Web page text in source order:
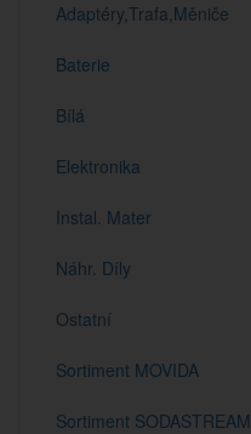
Adaptéry,Trafa,Měniče
Baterie
Bílá
Elektronika
Instal. Mater
Náhr. Díly
Ostatní
Sortiment MOVIDA
Sortiment SODASTREAM